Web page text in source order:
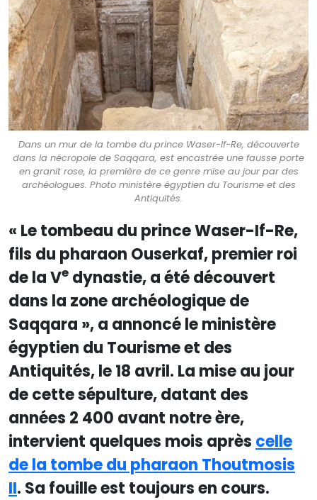
Dans un mur de la tombe du prince Waser-If-Re, découverte
dans la nécropole de Saqqara, est encastrée une fausse porte
en granit rose, la première de ce genre mise au jour par des
archéologues. Photo ministère égyptien du Tourisme et des
Antiquités.
« Le tombeau du prince Waser-If-Re,
fils du pharaon Ouserkaf, premier roi
de la Ve dynastie, a été découvert
dans la zone archéologique de
Saqqara », a annoncé le ministère
égyptien du Tourisme et des
Antiquités, le 18 avril. La mise au jour
de cette sépulture, datant des
années 2 400 avant notre ère,
intervient quelques mois après celle
de la tombe du pharaon Thoutmosis
II. Sa fouille est toujours en cours.